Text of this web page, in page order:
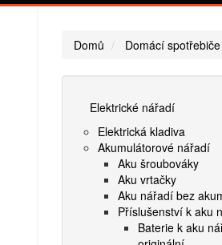
Domů Domácí spotřebiče
Elektrické nářadí
Elektrická kladiva
Akumulátorové nářadí
Aku šroubováky
Aku vrtačky
Aku nářadí bez
Příslušenství k aku
Baterie k aku